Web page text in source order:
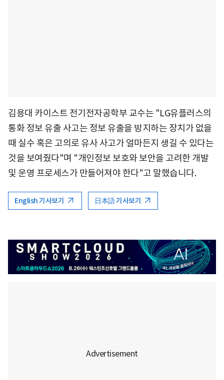
김용대 카이스트 전기전자공학부 교수는 "LG유플러스의
통화 정보 유출 사고는 정보 유출을 방지하는 장치가 없을
때 실수 혹은 고의로 유사 사고가 얼마든지 생길 수 있다는
것을 보여줬다"며 "개인정보 보호와 보안을 고려한 개발
및 운영 프로세스가 만들어져야 한다"고 말했습니다.
English 기사보기 日本語 기사보기